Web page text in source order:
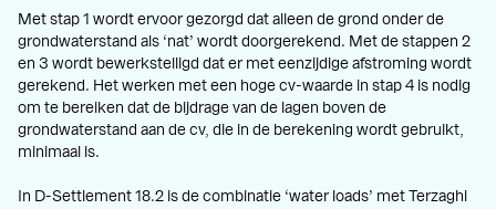
Met stap 1 wordt ervoor gezorgd dat alleen de grond onder de
grondwaterstand als ‘nat’ wordt doorgerekend. Met de stappen 2
en 3 wordt bewerkstelligd dat er met eenzijdige afstroming wordt
gerekend. Het werken met een hoge cv-waarde in stap 4 is nodig
om te bereiken dat de bijdrage van de lagen boven de
grondwaterstand aan de cv, die in de berekening wordt gebruikt,
minimaal is.
In D-Settlement 18.2 is de combinatie ‘water loads’ met Terzaghi